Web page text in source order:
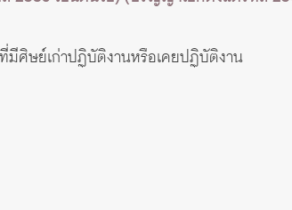
มีศิษย์เก่าปฏิบัติงานหรือเคยปฏิบัติงาน